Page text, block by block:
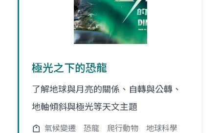
極光之下的恐龍
了解地球與月亮的關係、自轉與公轉、
地軸傾斜與極光等天文主題
氣候變遷 恐龍 爬行動物 地球科學